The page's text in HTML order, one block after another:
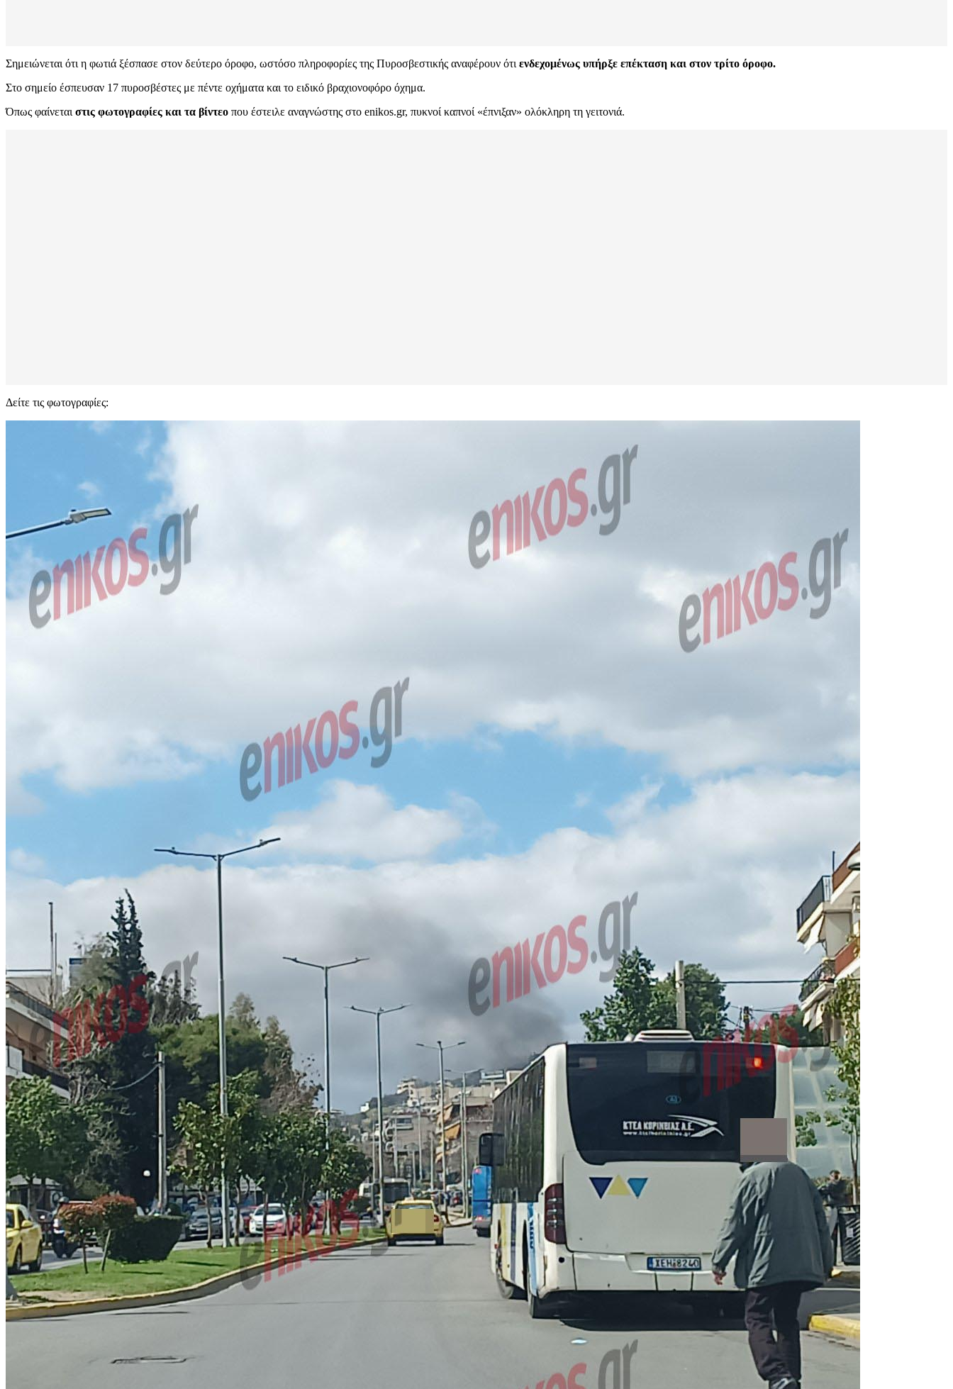
Σημειώνεται ότι η φωτιά ξέσπασε στον δεύτερο όροφο, ωστόσο πληροφορίες της Πυροσβεστικής αναφέρουν ότι ενδεχομένως υπήρξε επέκταση και στον τρίτο όροφο.
Στο σημείο έσπευσαν 17 πυροσβέστες με πέντε οχήματα και το ειδικό βραχιονοφόρο όχημα.
Όπως φαίνεται στις φωτογραφίες και τα βίντεο που έστειλε αναγνώστης στο enikos.gr, πυκνοί καπνοί «έπνιξαν» ολόκληρη τη γειτονιά.
Δείτε τις φωτογραφίες: